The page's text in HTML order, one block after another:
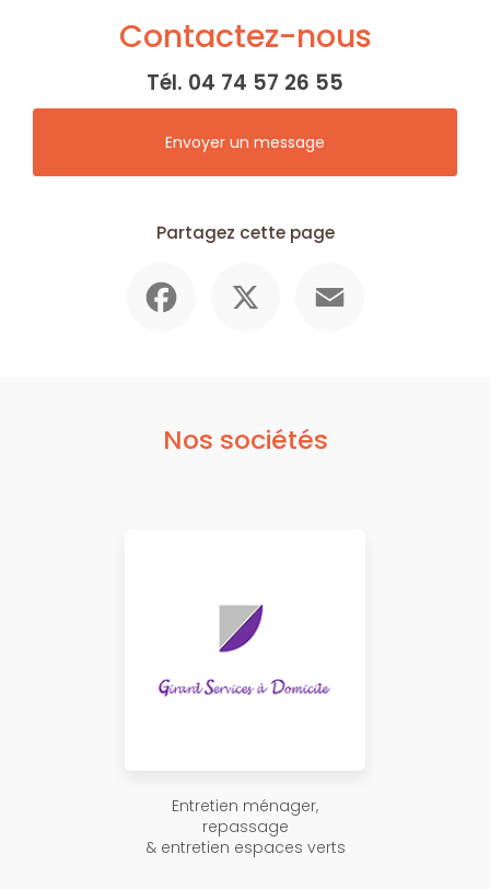
Contactez-nous
Tél. 04 74 57 26 55
Envoyer un message
Partagez cette page
Nos sociétés
Entretien ménager,
repassage
& entretien espaces verts